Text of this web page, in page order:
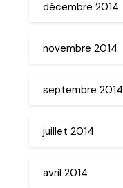
décembre 2014
novembre 2014
septembre 2014
juillet 2014
avril 2014